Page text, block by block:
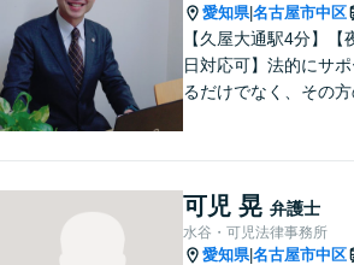
愛知県|名古屋市中区
【久屋大通駅4分】【
日対応可】法的にサ
るだけでなく、その方
います。【地域に根ざ
護士】離婚問題／相続
交通事故など幅広い
可児 晃 弁護士
水谷・可児法律事務所
愛知県|名古屋市中区